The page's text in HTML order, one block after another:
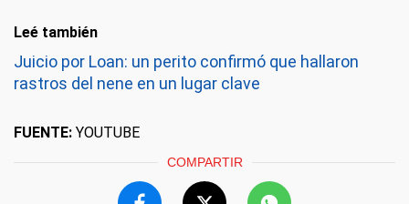
Leé también
Juicio por Loan: un perito confirmó que hallaron
rastros del nene en un lugar clave
FUENTE: YOUTUBE
COMPARTIR